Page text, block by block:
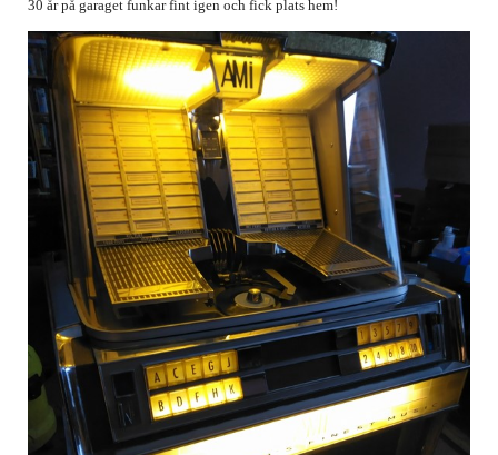
30 år på garaget funkar fint igen och fick plats hem!